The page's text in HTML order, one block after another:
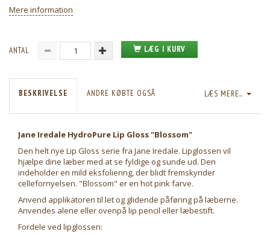
Mere information
ANTAL LÆG I KURV
LÆS MERE...
BESKRIVELSE ANDRE KØBTE OGSÅ
Jane Iredale HydroPure Lip Gloss "Blossom"
Den helt nye Lip Gloss serie fra Jane Iredale. Lipglossen vil
hjælpe dine læber med at se fyldige og sunde ud. Den
indeholder en mild eksfoliering, der blidt fremskynder
cellefornyelsen. "Blossom" er en hot pink farve.
Anvend applikatoren til let og glidende påføring på læberne.
Anvendes alene eller ovenpå lip pencil eller læbestift.
Fordele ved lipglossen: